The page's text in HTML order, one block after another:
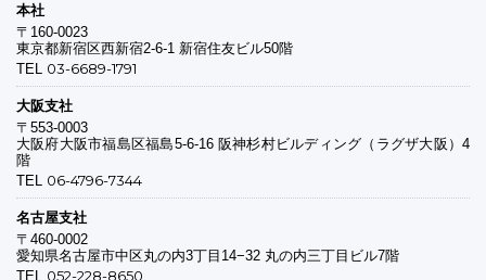
本社
〒160-0023
東京都新宿区西新宿2-6-1 新宿住友ビル50階
TEL 03-6689-1791
大阪支社
〒553-0003
大阪府大阪市福島区福島5-6-16 阪神杉村ビルディング（ラグザ大阪）4
階
TEL 06-4796-7344
名古屋支社
〒460-0002
愛知県名古屋市中区丸の内3丁目14−32 丸の内三丁目ビル7階
TEL 052-228-8650